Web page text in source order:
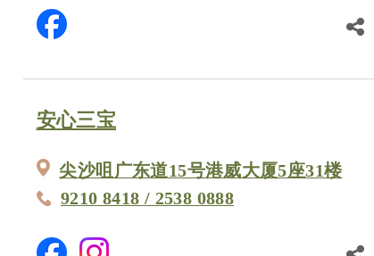
安心三宝
尖沙咀广东道15号港威大厦5座31楼
9210 8418 / 2538 0888